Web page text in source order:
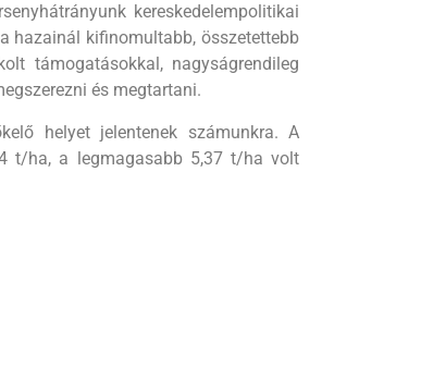
kereskedelempolitikai
hazainál kifinomultabb, összetettebb
támogatásokkal, nagyságrendileg
és megtartani.
helyet jelentenek számunkra. A
t/ha, a legmagasabb 5,37 t/ha volt